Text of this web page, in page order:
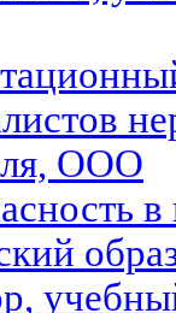
ООО